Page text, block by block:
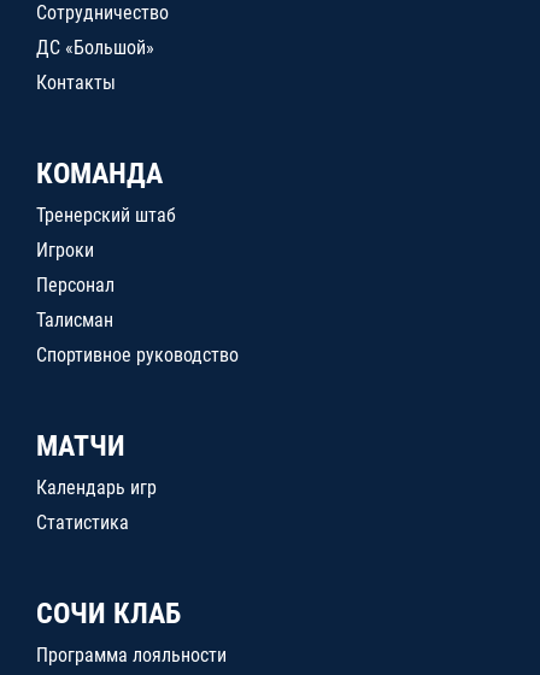
Сотрудничество
ДС «Большой»
Контакты
КОМАНДА
Тренерский штаб
Игроки
Персонал
Талисман
Спортивное руководство
МАТЧИ
Календарь игр
Статистика
СОЧИ КЛАБ
Программа лояльности